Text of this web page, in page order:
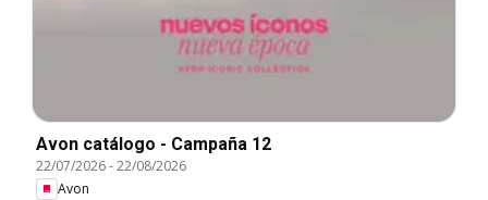
Avon catálogo - Campaña 12
22/07/2026-22/08/2026
Avon